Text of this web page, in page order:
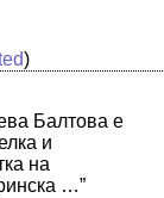
)
Балтова е
и
на
…”